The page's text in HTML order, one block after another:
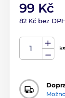
99 Kč
82 Kč bez
ks